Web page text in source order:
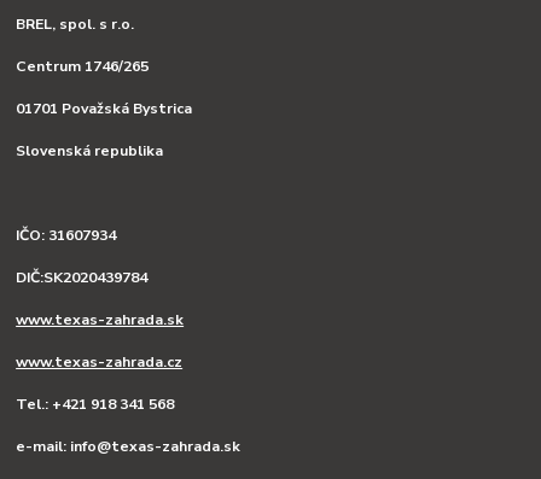
BREL, spol. s r.o.
Centrum 1746/265
01701 Považská Bystrica
Slovenská republika
IČO: 31607934
DIČ:SK2020439784
www.texas-zahrada.sk
www.texas-zahrada.cz
Tel.: +421 918 341 568
e-mail: info@texas-zahrada.sk